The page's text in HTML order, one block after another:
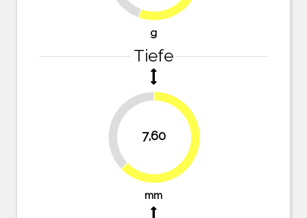
g
Tiefe
7,60
37.2%
62.8%
mm